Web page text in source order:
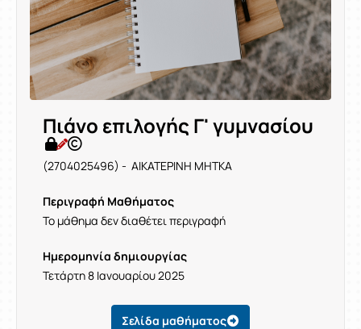
Πιάνο επιλογής Γ' γυμνασίου
(2704025496) - ΑΙΚΑΤΕΡΙΝΗ ΜΗΤΚΑ
Περιγραφή Μαθήματος
Το μάθημα δεν διαθέτει περιγραφή
Ημερομηνία δημιουργίας
Τετάρτη 8 Ιανουαρίου 2025
Σελίδα μαθήματος